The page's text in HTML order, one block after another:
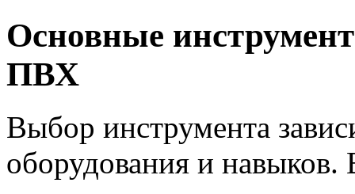
Основные
ПВХ
Выбор инструмента
оборудования и навыков.